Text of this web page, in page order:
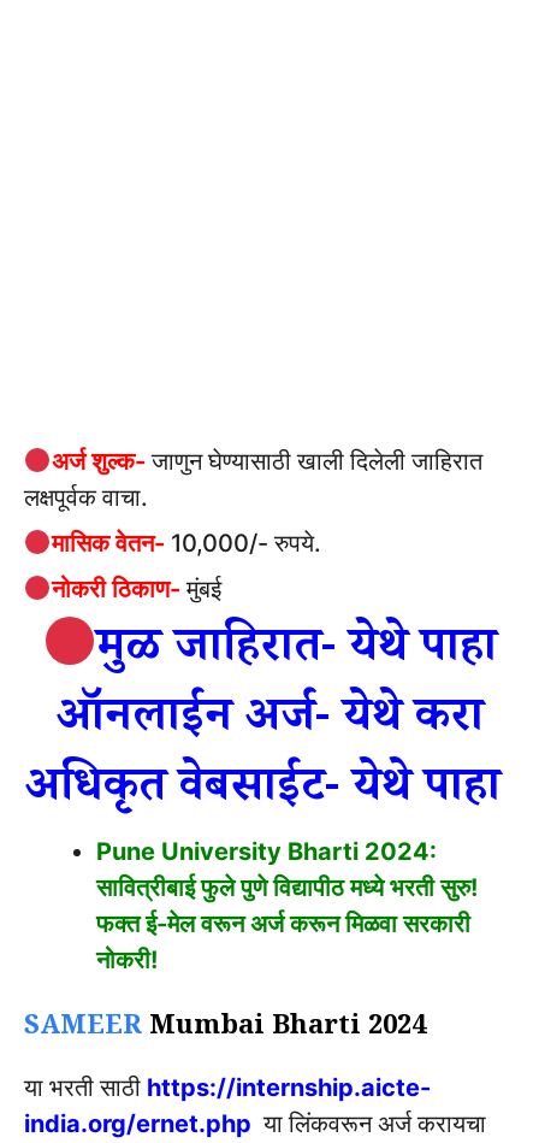
अर्ज शुल्क- जाणुन घेण्यासाठी खाली दिलेली जाहिरात
लक्षपूर्वक वाचा.
मासिक वेतन- 10,000/- रुपये.
नोकरी ठिकाण- मुंबई
मुळ जाहिरात- येथे पाहा
ऑनलाईन अर्ज- येथे करा
अधिकृत वेबसाईट- येथे पाहा
Pune University Bharti 2024:
सावित्रीबाई फुले पुणे विद्यापीठ मध्ये भरती सुरु!
फक्त ई-मेल वरून अर्ज करून मिळवा सरकारी
नोकरी!
SAMEER Mumbai Bharti 2024
या भरती साठी https://internship.aicte-
india.org/ernet.php या लिंकवरून अर्ज करायचा